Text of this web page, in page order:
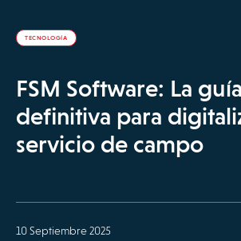
TECNOLOGÍA
FSM Software: La guía
definitiva para
servicio de campo
10 Septiembre 2025